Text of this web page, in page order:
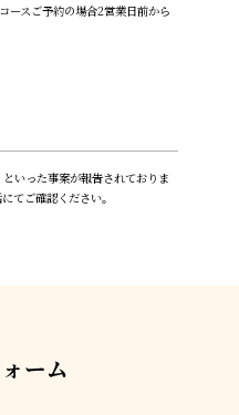
ースご予約の場合2営業日前から
いった事案が報告されておりま
てご確認ください。
ーム